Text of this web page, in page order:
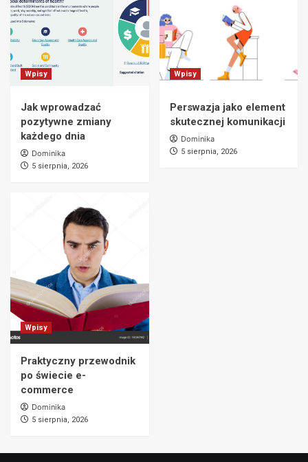
Wpisy
Jak wprowadzać
pozytywne zmiany
każdego dnia
Dominika
5 sierpnia, 2026
Wpisy
Perswazja jako element
skutecznej komunikacji
Dominika
5 sierpnia, 2026
Wpisy
Praktyczny przewodnik
po świecie e-
commerce
Dominika
5 sierpnia, 2026